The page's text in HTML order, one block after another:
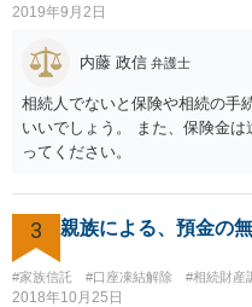
ろとなります。 返済の事実や、
おく方が宜しいかと思います。
が、事前準備が早い方が有効な
目に弁護士を入れられることを
2019年9月2日
内藤 政信 弁護士
相続人でないと保険や相続の手
いいでしょう。 また、保険金
ってください。
3 親族による、預金の
#家族信託 #口座凍結解除 #相続財産
2018年10月25日